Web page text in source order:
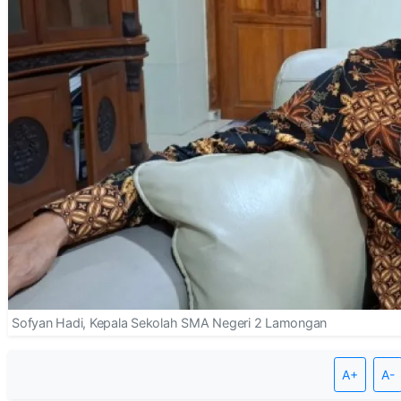
Sofyan Hadi, Kepala Sekolah SMA Negeri 2 Lamongan
A+ A-